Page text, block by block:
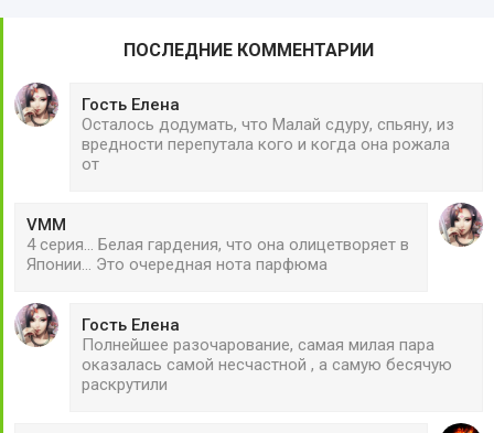
ПОСЛЕДНИЕ КОММЕНТАРИИ
Гость Елена
Осталось додумать, что Малай сдуру, спьяну, из
вредности перепутала кого и когда она рожала
от
VMM
4 серия... Белая гардения, что она олицетворяет в
Японии... Это очередная нота парфюма
Гость Елена
Полнейшее разочарование, самая милая пара
оказалась самой несчастной , а самую бесячую
раскрутили